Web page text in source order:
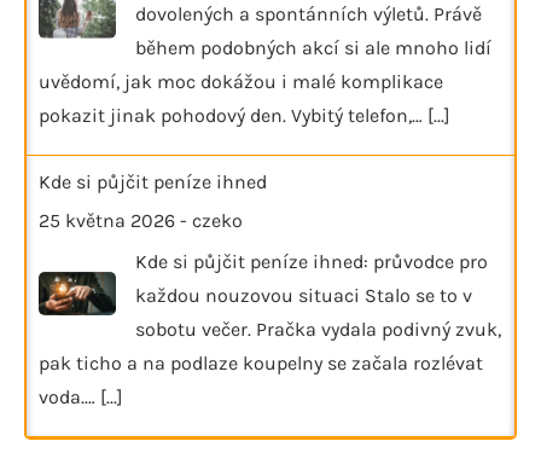
dovolených a spontánních výletů. Právě
během podobných akcí si ale mnoho lidí
uvědomí, jak moc dokážou i malé komplikace
pokazit jinak pohodový den. Vybitý telefon,… [...]
Kde si půjčit peníze ihned
25 května 2026 - czeko
Kde si půjčit peníze ihned: průvodce pro
každou nouzovou situaci Stalo se to v
sobotu večer. Pračka vydala podivný zvuk,
pak ticho a na podlaze koupelny se začala rozlévat
voda.… [...]